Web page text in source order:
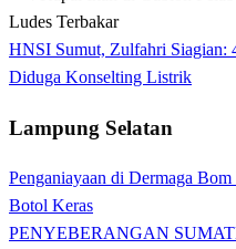
HNSI Sumut, Zulfahri Siagian:
Diduga Konselting Listrik
Lampung Selatan
Penganiayaan di Dermaga
Botol Keras
PENYEBERANGAN